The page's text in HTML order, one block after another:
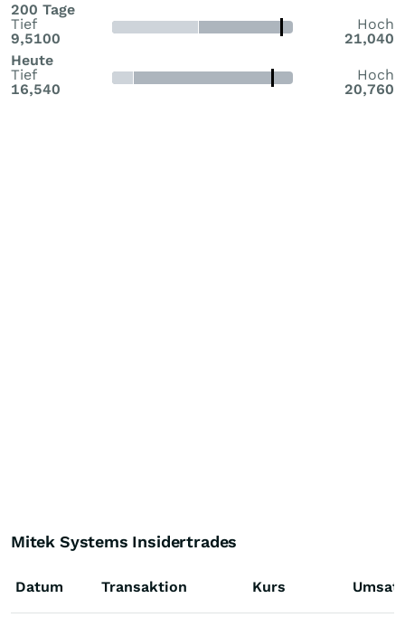
200 Tage
Tief
9,5100
Hoch
21,040
Heute
Tief
16,540
Hoch
20,760
Mitek Systems Insidertrades
Datum Transaktion Kurs Umsatz